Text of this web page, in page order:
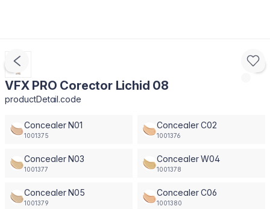
VFX PRO Corector Lichid 08
productDetail.code
Concealer N01
1001375
Concealer C02
1001376
Concealer N03
1001377
Concealer W04
1001378
Concealer N05
1001379
Concealer C06
1001380